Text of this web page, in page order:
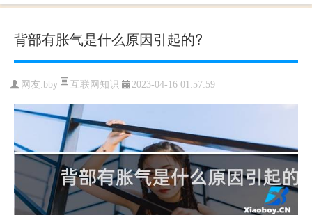
背部有胀气是什么原因引起的?
网友:bby 互联网知识 2023-04-16 01:57:59